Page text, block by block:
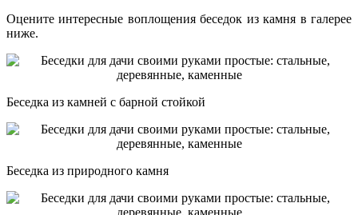
Оцените интересные воплощения беседок из камня в галерее
ниже.
Беседка из камней с барной стойкой
Беседка из природного камня